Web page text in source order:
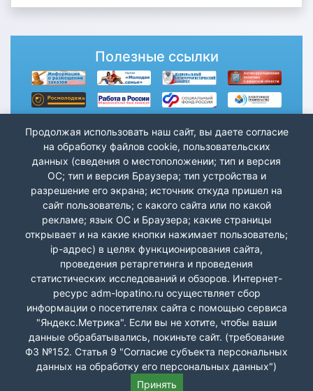
Полезные ссылки
Лопатино СП Волжский р-н © 2026 г.
Продолжая использовать наш сайт, вы даете согласие
на обработку файлов cookie, пользовательских
данных (сведения о местоположении; тип и версия
ОС; тип и версия Браузера; тип устройства и
разрешение его экрана; источник откуда пришел на
сайт пользователь; с какого сайта или по какой
рекламе; язык ОС и Браузера; какие страницы
открывает и на какие кнопки нажимает пользователь;
ip-адрес) в целях функционирования сайта,
проведения ретаргетинга и проведения
статистических исследований и обзоров. Интернет-
ресурс adm-lopatino.ru осуществляет сбор
информации о посетителях сайта с помощью сервиса
"Яндекс.Метрика". Если вы не хотите, чтобы ваши
данные обрабатывались, покиньте сайт. (требование
ФЗ №152. Статья 9 "Согласие субъекта персональных
данных на обработку его персональных данных")
Принять